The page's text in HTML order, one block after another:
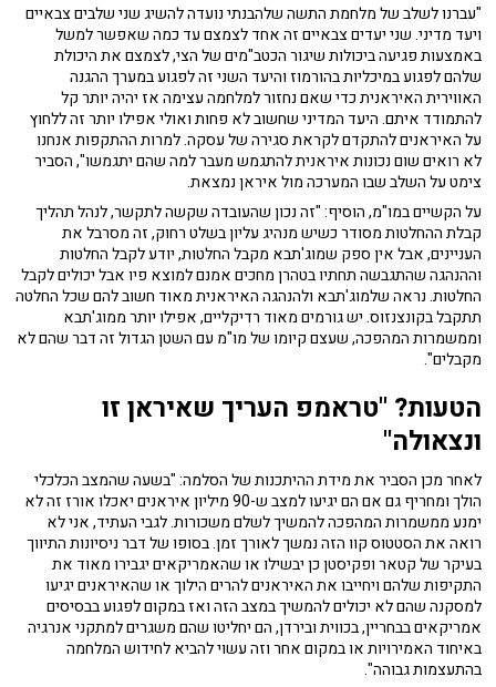
"עברנו לשלב של מלחמת התשה שלהבנתי נועדה להשיג שני שלבים צבאיים
ויעד מדיני. שני יעדים צבאיים זה אחד לצמצם עד כמה שאפשר למשל
באמצעות פגיעה ביכולות שיגור הכטב"מים של הצי, לצמצם את היכולת
שלהם לפגוע במיכליות בהורמוז והיעד השני זה לפגוע במערך ההגנה
האווירית האיראנית כדי שאם נחזור למלחמה עצימה אז יהיה יותר קל
להתמודד איתם. היעד המדיני שחשוב לא פחות ואולי אפילו יותר זה ללחוץ
על האיראנים להתקדם לקראת סגירה של עסקה. למרות ההתקפות אנחנו
לא רואים שום נכונות איראנית להתגמש מעבר למה שהם יתגמשו", הסביר
צימט על השלב שבו המערכה מול איראן נמצאת.
על הקשיים במו"מ, הוסיף: "זה נכון שהעובדה שקשה לתקשר, לנהל תהליך
קבלת ההחלטות מסודר כשיש מנהיג עליון בשלט רחוק, זה מסרבל את
העניינים, אבל אין ספק שמוג'תבא מקבל החלטות, יודע לקבל החלטות
וההנהגה שהתגבשה תחתיו בטהרן מחכים אמנם למוצא פיו אבל יכולים לקבל
החלטות. נראה שלמוג'תבא ולהנהגה האיראנית מאוד חשוב להם שכל החלטה
תתקבל בקונצנזוס. יש גורמים מאוד רדיקליים, אפילו יותר ממוג'תבא
וממשמרות המהפכה, שעצם קיומו של מו"מ עם השטן הגדול זה דבר שהם לא
מקבלים".
הטעות? "טראמפ העריך שאיראן זו
ונצאולה"
לאחר מכן הסביר את מידת ההיתכנות של הסלמה: "בשעה שהמצב הכלכלי
הולך ומחריף גם אם הם יגיעו למצב ש-90 מיליון איראנים יאכלו אורז זה לא
ימנע ממשמרות המהפכה להמשיך לשלם משכורות. לגבי העתיד, אני לא
רואה את הסטטוס קוו הזה נמשך לאורך זמן. בסופו של דבר ניסיונות התיווך
בעיקר של קטאר ופקיסטן כן יבשילו או שהאמריקאים יגבירו מאוד את
התקיפות שלהם ויחייבו את האיראנים להרים הילוך או שהאיראנים יגיעו
למסקנה שהם לא יכולים להמשיך במצב הזה ואז במקום לפגוע בבסיסים
אמריקאים בבחריין, בכווית ובירדן, הם יחליטו שהם משגרים למתקני אנרגיה
באיחוד האמירויות או במקום אחר וזה עשוי להביא לחידוש המלחמה
בהתעצמות גבוהה".